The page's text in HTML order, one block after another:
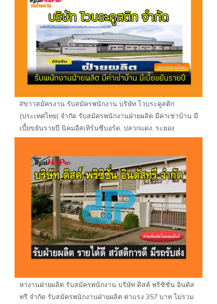
#ข่าวสมัครงาน รับสมัครพนักงาน บริษัท ไวบระคูสติก
(ประเทศไทย) จำกัด รับสมัครพนักงานฝ่ายผลิต มีค่าเช่าบ้าน มี
เบี้ยขยันรายปี นิคมอีสเทิร์นซีบอร์ด, ปลวกแดง, ระยอง
หางานฝ่ายผลิต รับสมัครพนักงาน บริษัท ดิสค์ พริซิชั่น อินดัส
ทรี จำกัด รับสมัครพนักงานฝ่ายผลิต ค่าแรง 357 บาท ไม่รวม